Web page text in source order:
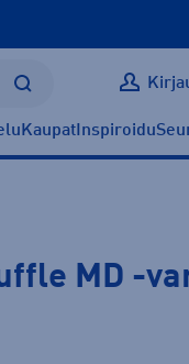
Kaupat Inspiroidu
MD -